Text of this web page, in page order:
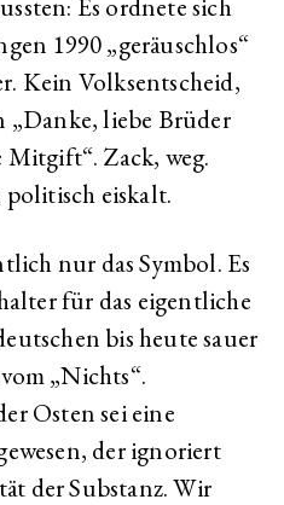
Es ordnete sich
1990 „geräuschlos“
Kein Volksentscheid,
„Danke, liebe Brüder
Zack, weg.
eiskalt.
nur das Symbol. Es
für das eigentliche
bis heute sauer
„Nichts“.
Osten sei eine
der ignoriert
der Substanz. Wir